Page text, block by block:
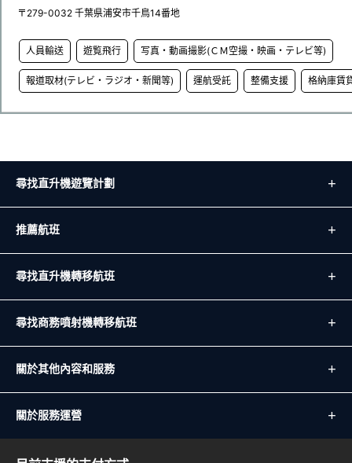
〒279-0032 千葉県浦安市千鳥14番地
人員輸送 遊覧飛行 写真・動画撮影(ＣＭ空撮・映画・テレビ等)
報道取材(テレビ・ラジオ・新聞等) 運航受託 整備支援 格納庫賃
尋找直升機遊覽計劃
推薦航班
尋找直升機轉移航班
尋找商務噴射機轉移航班
關於其他內容和服務
關於服務運營